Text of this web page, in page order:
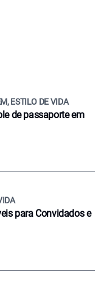
ESTILO DE VIDA
de passaporte em
para Convidados e